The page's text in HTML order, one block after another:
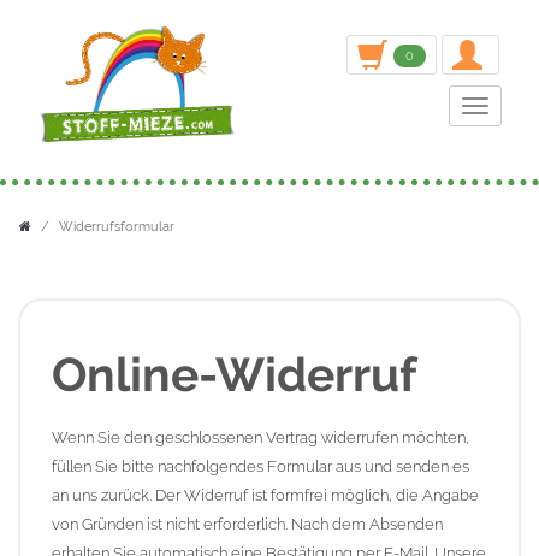
0
Toggle
Widerrufsformular
Online-Widerruf
Wenn Sie den geschlossenen Vertrag widerrufen möchten,
füllen Sie bitte nachfolgendes Formular aus und senden es
an uns zurück. Der Widerruf ist formfrei möglich, die Angabe
von Gründen ist nicht erforderlich. Nach dem Absenden
erhalten Sie automatisch eine Bestätigung per E-Mail. Unsere